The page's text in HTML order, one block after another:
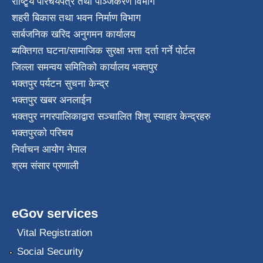
शहरी बिकास तथा भवन निर्माण विभाग
सार्बजनिक खरिद अनुगमन कार्यालय
ब्यक्तिगत घटना/सामाजिक सुरक्षा भत्ता दर्ता गर्ने पोर्टल
जिल्ला समन्वय समितिको कार्यालय भक्तपुर
भक्तपुर पर्यटन सुचना केन्द्र
भक्तपुर खबर अनलाईन
भक्तपुर नगरपालिकाद्वारा सञ्चालित शिशु स्याहार केन्द्रहरु
भक्तपुरकाे परिचय
निर्वाचन आयोग नेपाल
श्रम संसार प्रणाली
eGov services
Vital Registration
Social Security